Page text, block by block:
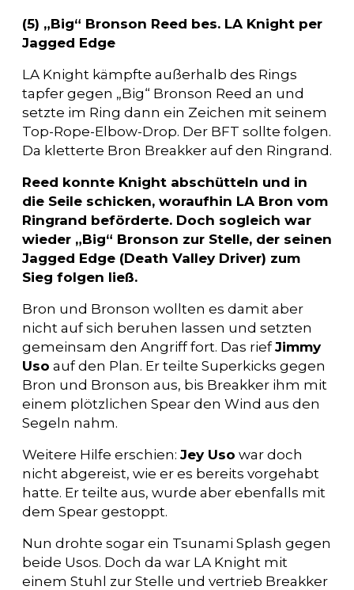
(5) „Big“ Bronson Reed bes. LA Knight per
Jagged Edge
LA Knight kämpfte außerhalb des Rings
tapfer gegen „Big“ Bronson Reed an und
setzte im Ring dann ein Zeichen mit seinem
Top-Rope-Elbow-Drop. Der BFT sollte folgen.
Da kletterte Bron Breakker auf den Ringrand.
Reed konnte Knight abschütteln und in
die Seile schicken, woraufhin LA Bron vom
Ringrand beförderte. Doch sogleich war
wieder „Big“ Bronson zur Stelle, der seinen
Jagged Edge (Death Valley Driver) zum
Sieg folgen ließ.
Bron und Bronson wollten es damit aber
nicht auf sich beruhen lassen und setzten
gemeinsam den Angriff fort. Das riefJimmy
Uso auf den Plan. Er teilte Superkicks gegen
Bron und Bronson aus, bis Breakker ihm mit
einem plötzlichen Spear den Wind aus den
Segeln nahm.
Weitere Hilfe erschien: Jey Uso war doch
nicht abgereist, wie er es bereits vorgehabt
hatte. Er teilte aus, wurde aber ebenfalls mit
dem Spear gestoppt.
Nun drohte sogar ein Tsunami Splash gegen
beide Usos. Doch da war LA Knight mit
einem Stuhl zur Stelle und vertrieb Breakker